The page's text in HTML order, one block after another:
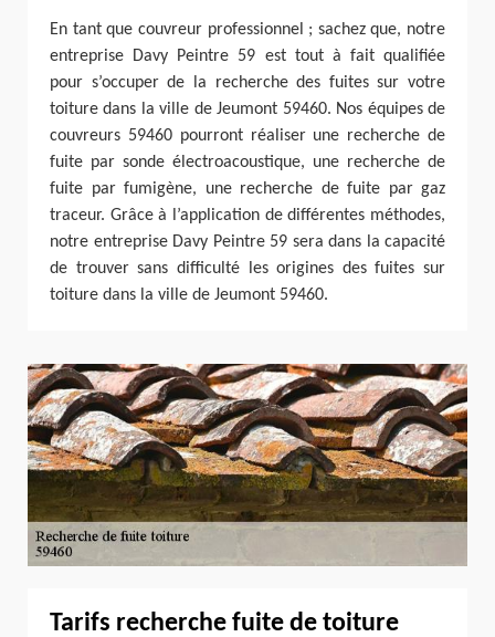
En tant que couvreur professionnel ; sachez que, notre
entreprise Davy Peintre 59 est tout à fait qualifiée
pour s’occuper de la recherche des fuites sur votre
toiture dans la ville de Jeumont 59460. Nos équipes de
couvreurs 59460 pourront réaliser une recherche de
fuite par sonde électroacoustique, une recherche de
fuite par fumigène, une recherche de fuite par gaz
traceur. Grâce à l’application de différentes méthodes,
notre entreprise Davy Peintre 59 sera dans la capacité
de trouver sans difficulté les origines des fuites sur
toiture dans la ville de Jeumont 59460.
Tarifs recherche fuite de toiture